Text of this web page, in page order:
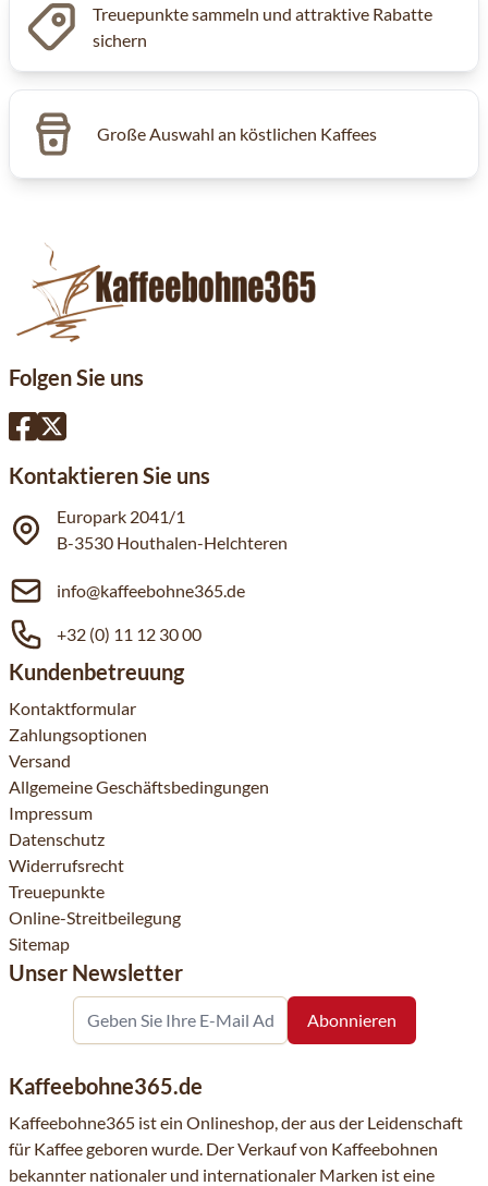
Treuepunkte sammeln und attraktive Rabatte
sichern
Große Auswahl an köstlichen Kaffees
Folgen Sie uns
Kontaktieren Sie uns
Europark 2041/1
B-3530 Houthalen-Helchteren
info@kaffeebohne365.de
+32 (0) 11 12 30 00
Kundenbetreuung
Kontaktformular
Zahlungsoptionen
Versand
Allgemeine Geschäftsbedingungen
Impressum
Datenschutz
Widerrufsrecht
Treuepunkte
Online-Streitbeilegung
Sitemap
Unser Newsletter
Kaffeebohne365.de
Kaffeebohne365 ist ein Onlineshop, der aus der Leidenschaft
für Kaffee geboren wurde. Der Verkauf von Kaffeebohnen
bekannter nationaler und internationaler Marken ist eine